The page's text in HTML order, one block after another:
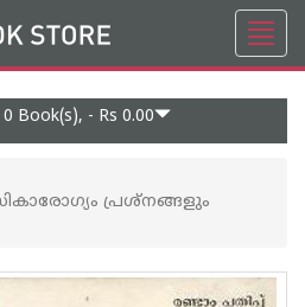
Book(s), - Rs 0.00
പ്രശ്നങ്ങളും